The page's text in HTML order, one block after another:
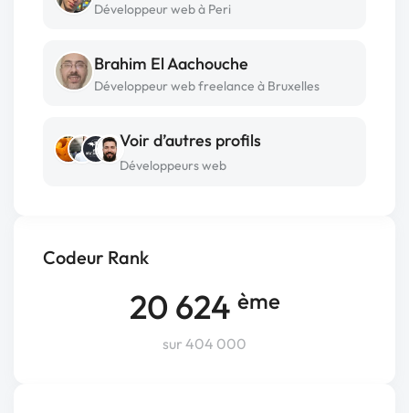
Codeur Rank
20 624 ème
sur 404 000
Développeur web à Peri
Brahim El Aachouche
Développeur web freelance à Bruxelles
Voir d’autres profils
Développeurs web